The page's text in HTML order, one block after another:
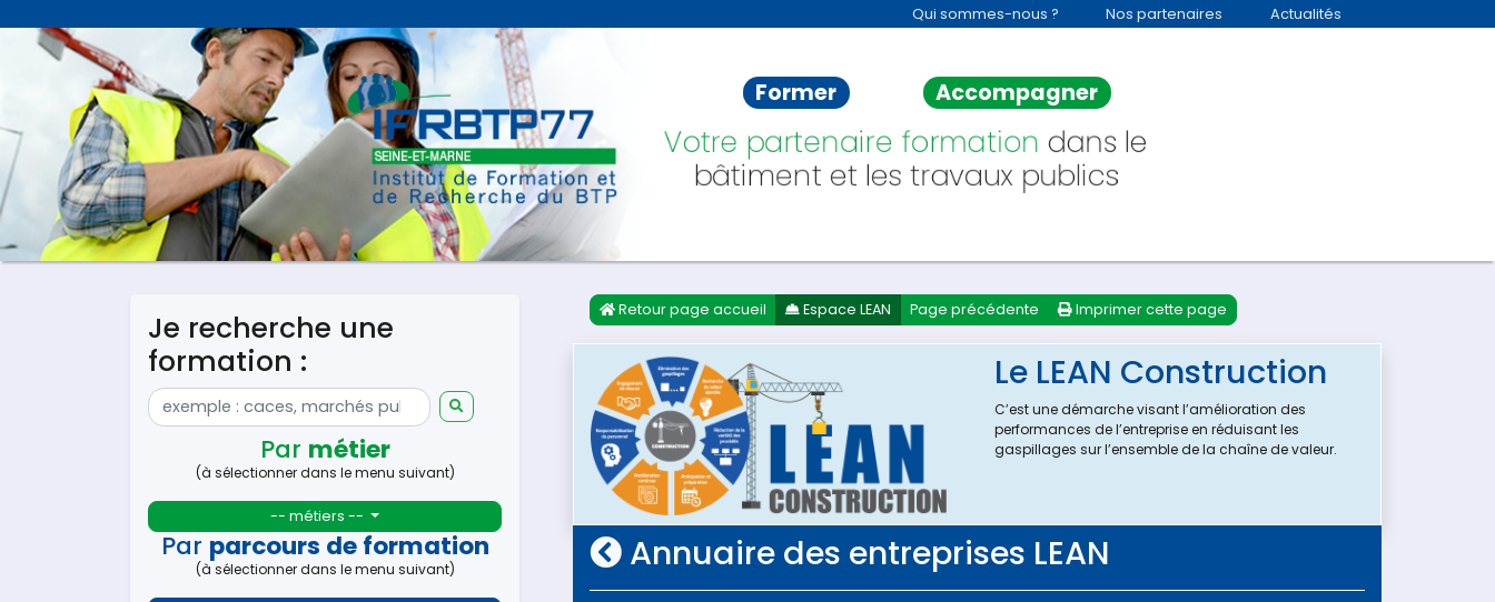
Qui sommes-nous ? Nos partenaires Actualités
Former Accompagner
Votre partenaire formation dans le
bâtiment et les travaux publics
Je recherche une
formation :
Par métier
(à sélectionner dans le menu suivant)
-- métiers --
Par parcours de formation
(à sélectionner dans le menu suivant)
Retour page accueil Espace LEAN Page précédente Imprimer cette page
Le LEAN Construction
C’est une démarche visant l’amélioration des
performances de l’entreprise en réduisant les
gaspillages sur l’ensemble de la chaîne de valeur.
Annuaire des entreprises LEAN